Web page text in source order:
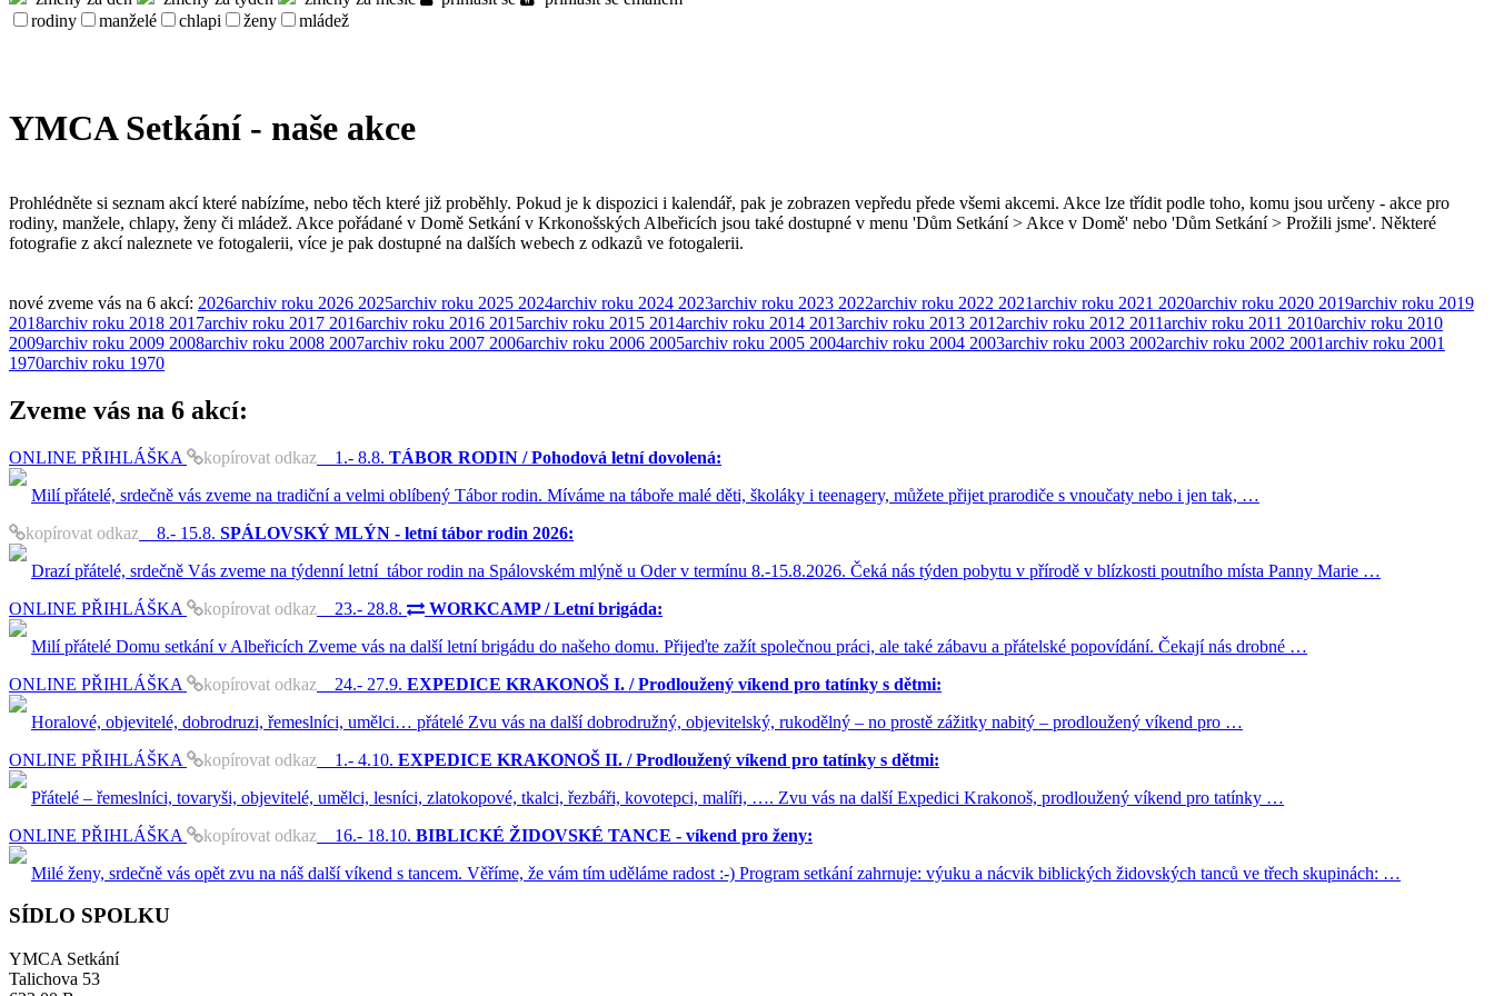
rodiny
manželé chlapi ženy mládež
YMCA Setkání - naše akce
Prohlédněte si seznam akcí které nabízíme, nebo těch které již proběhly. Pokud je k dispozici i kalendář, pak je zobrazen vepředu přede všemi akcemi. Akce lze třídit podle toho, komu jsou určeny - akce pro
rodiny, manžele, chlapy, ženy či mládež. Akce pořádané v Domě Setkání v Krkonošských Albeřicích jsou také dostupné v menu 'Dům Setkání > Akce v Domě' nebo 'Dům Setkání > Prožili jsme'. Některé
fotografie z akcí naleznete ve fotogalerii, více je pak dostupné na dalších webech z odkazů ve fotogalerii.
nové zveme vás na 6 akcí: 2026archiv roku 2026 2025archiv roku 2025 2024archiv roku 2024 2023archiv roku 2023 2022archiv roku 2022 2021archiv roku 2021 2020archiv roku 2020 2019archiv roku 2019
2018archiv roku 2018 2017archiv roku 2017 2016archiv roku 2016 2015archiv roku 2015 2014archiv roku 2014 2013archiv roku 2013 2012archiv roku 2012 2011archiv roku 2011 2010archiv roku 2010
2009archiv roku 2009 2008archiv roku 2008 2007archiv roku 2007 2006archiv roku 2006 2005archiv roku 2005 2004archiv roku 2004 2003archiv roku 2003 2002archiv roku 2002 2001archiv roku 2001
1970archiv roku 1970
Zveme vás na 6 akcí:
ONLINE PŘIHLÁŠKA kopírovat odkaz 1.- 8.8. TÁBOR RODIN / Pohodová letní dovolená:
Milí přátelé, srdečně vás zveme na tradiční a velmi oblíbený Tábor rodin. Míváme na táboře malé děti, školáky i teenagery, můžete přijet prarodiče s vnoučaty nebo i jen tak, …
kopírovat odkaz 8.- 15.8. SPÁLOVSKÝ MLÝN - letní tábor rodin 2026:
Drazí přátelé, srdečně Vás zveme na týdenní letní tábor rodin na Spálovském mlýně u Oder v termínu 8.-15.8.2026. Čeká nás týden pobytu v přírodě v blízkosti poutního místa Panny Marie …
ONLINE PŘIHLÁŠKA
kopírovat odkaz 23.- 28.8.
WORKCAMP / Letní brigáda:
Milí přátelé Domu setkání v Albeřicích Zveme vás na další letní brigádu do našeho domu. Přijeďte zažít společnou práci, ale také zábavu a přátelské popovídání. Čekají nás drobné …
ONLINE PŘIHLÁŠKA
kopírovat odkaz 24.- 27.9. EXPEDICE KRAKONOŠ I. / Prodloužený víkend pro tatínky s dětmi:
Horalové, objevitelé, dobrodruzi, řemeslníci, umělci… přátelé Zvu vás na další dobrodružný, objevitelský, rukodělný – no prostě zážitky nabitý – prodloužený víkend pro …
ONLINE PŘIHLÁŠKA
kopírovat odkaz 1.- 4.10. EXPEDICE KRAKONOŠ II. / Prodloužený víkend pro tatínky s dětmi:
Přátelé – řemeslníci, tovaryši, objevitelé, umělci, lesníci, zlatokopové, tkalci, řezbáři, kovotepci, malíři, …. Zvu vás na další Expedici Krakonoš, prodloužený víkend pro tatínky …
ONLINE PŘIHLÁŠKA
kopírovat odkaz 16.- 18.10. BIBLICKÉ ŽIDOVSKÉ TANCE - víkend pro ženy:
Milé ženy, srdečně vás opět zvu na náš další víkend s tancem. Věříme, že vám tím uděláme radost :-) Program setkání zahrnuje: výuku a nácvik biblických židovských tanců ve třech skupinách: …
SÍDLO SPOLKU
YMCA Setkání
Talichova 53